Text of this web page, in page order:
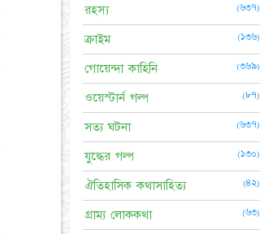
রহস্য (৬৩৭)
ক্রাইম (১৩৬)
গোয়েন্দা কাহিনি (৩৬৯)
ওয়েস্টার্ন গল্প (৮৭)
সত্য ঘটনা (৬৩৭)
যুদ্ধের গল্প (১৩০)
ঐতিহাসিক কথাসাহিত্য (৪২)
গ্রাম্য লোককথা (৬৩)